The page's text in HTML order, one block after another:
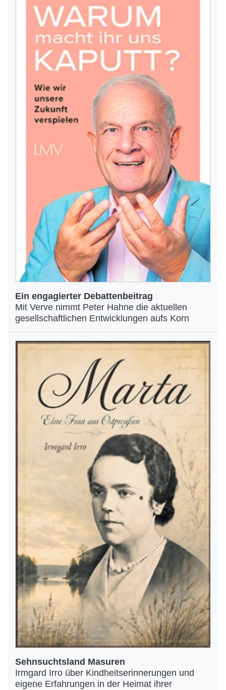
Ein engagierter Debattenbeitrag
Mit Verve nimmt Peter Hahne die aktuellen
gesellschaftlichen Entwicklungen aufs Korn
Sehnsuchtsland Masuren
Irmgard Irro über Kindheitserinnerungen und
eigene Erfahrungen in der Heimat ihrer